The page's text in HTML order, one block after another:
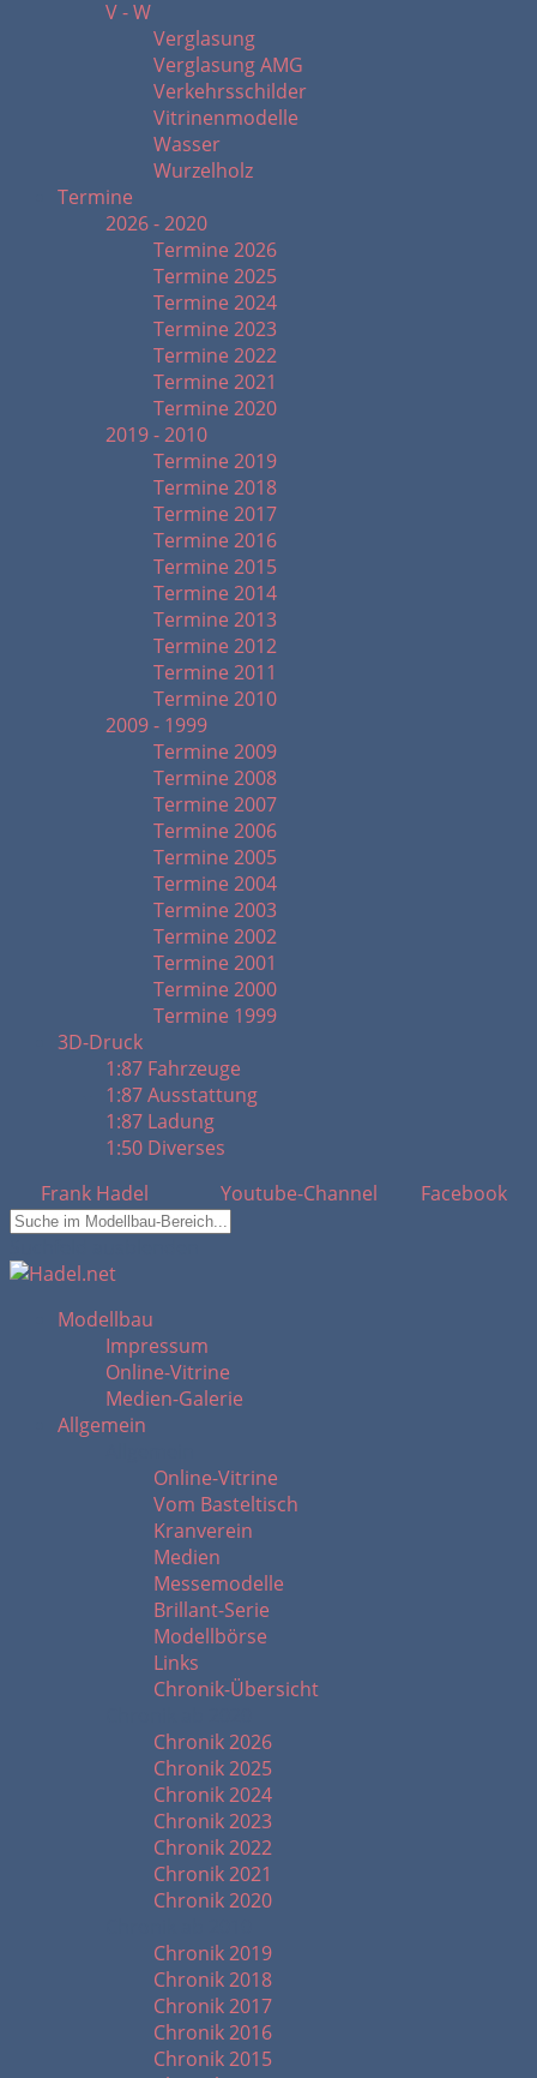
V - W
Verglasung
Verglasung AMG
Verkehrsschilder
Vitrinenmodelle
Wasser
Wurzelholz
Termine
2026 - 2020
Termine 2026
Termine 2025
Termine 2024
Termine 2023
Termine 2022
Termine 2021
Termine 2020
2019 - 2010
Termine 2019
Termine 2018
Termine 2017
Termine 2016
Termine 2015
Termine 2014
Termine 2013
Termine 2012
Termine 2011
Termine 2010
2009 - 1999
Termine 2009
Termine 2008
Termine 2007
Termine 2006
Termine 2005
Termine 2004
Termine 2003
Termine 2002
Termine 2001
Termine 2000
Termine 1999
3D-Druck
1:87 Fahrzeuge
1:87 Ausstattung
1:87 Ladung
1:50 Diverses
Frank Hadel
Youtube-Channel Facebook
Modellbau
Impressum
Online-Vitrine
Medien-Galerie
Allgemein
Online-Vitrine
Vom Basteltisch
Kranverein
Medien
Messemodelle
Brillant-Serie
Modellbörse
Links
Chronik-Übersicht
Chronik 2026
Chronik 2025
Chronik 2024
Chronik 2023
Chronik 2022
Chronik 2021
Chronik 2020
Chronik 2019
Chronik 2018
Chronik 2017
Chronik 2016
Chronik 2015